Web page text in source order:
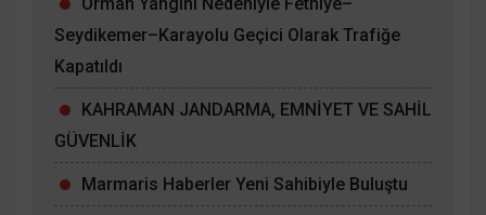
Seydikemer–Karayolu Geçici Olarak Trafiğe
Kapatıldı
KAHRAMAN JANDARMA, EMNİYET VE SAHİL
GÜVENLİK
Marmaris Haberler Yeni Sahibiyle Buluştu